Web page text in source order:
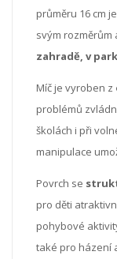
průměru 16 cm
svým
zahradě, v
Míč je vyroben z
problémů
školách i při
manipulace
Povrch se
pro děti
pohybové
také pro házení